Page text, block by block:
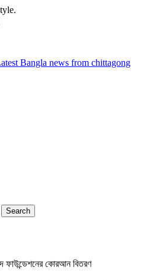
Bangla news from chittagong
ফাউন্ডেশনের কোরআন বিতরণ